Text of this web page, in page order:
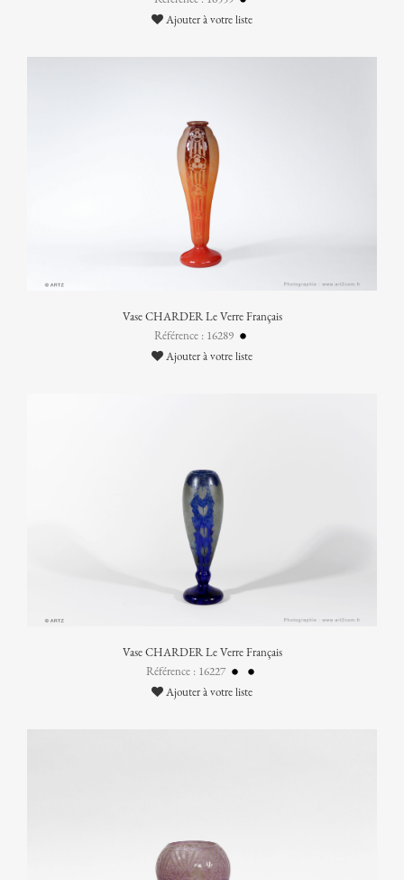
Ajouter à votre liste
Vase CHARDER Le Verre Français
Référence : 16289
Ajouter à votre liste
Vase CHARDER Le Verre Français
Référence : 16227
Ajouter à votre liste